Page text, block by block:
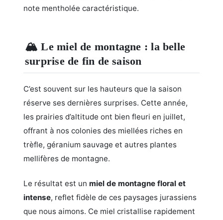
note mentholée caractéristique.
🏔️ Le miel de montagne : la belle
surprise de fin de saison
C’est souvent sur les hauteurs que la saison
réserve ses dernières surprises. Cette année,
les prairies d’altitude ont bien fleuri en juillet,
offrant à nos colonies des miellées riches en
trèfle, géranium sauvage et autres plantes
mellifères de montagne.
Le résultat est un miel de montagne floral et
intense, reflet fidèle de ces paysages jurassiens
que nous aimons. Ce miel cristallise rapidement